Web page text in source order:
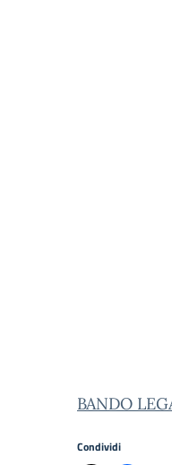
BANDO
Condividi